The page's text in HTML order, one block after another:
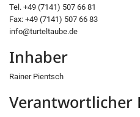
Tel. +49 (7141) 507 66 81
Fax: +49 (7141) 507 66 83
info@turteltaube.de
Inhaber
Rainer Pientsch
Verantwortlicher